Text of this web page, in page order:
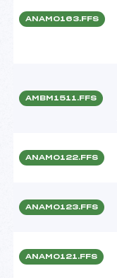
ANAM0163.FFS
AMBM1511.FFS
ANAM0122.FFS
ANAM0123.FFS
ANAM0121.FFS